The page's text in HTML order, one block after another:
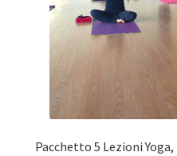
Pacchetto 5 Lezioni